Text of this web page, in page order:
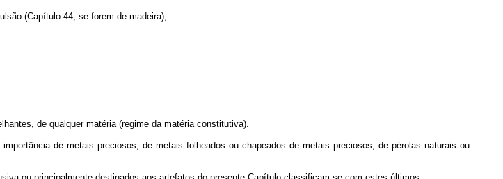
(Capítulo 44, se forem de madeira);
de qualquer matéria (regime da matéria constitutiva).
de metais preciosos, de metais folheados ou chapeados de metais preciosos, de pérolas naturais ou